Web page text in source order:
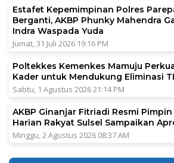
Estafet Kepemimpinan Polres
Berganti, AKBP Phunky Mahendra
Indra Waspada Yuda
Jumat, 31 Juli 2026 19:16 PM
Poltekkes Kemenkes Mamuju
Kader untuk Mendukung Eliminasi
Sabtu, 1 Agustus 2026 21:14 PM
AKBP Ginanjar Fitriadi Resmi
Harian Rakyat Sulsel Sampaikan
Minggu, 2 Agustus 2026 08:37 AM